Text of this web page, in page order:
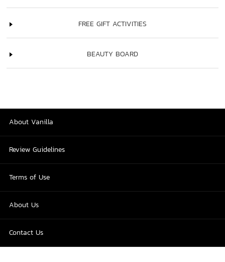
FREE GIFT ACTIVITIES
BEAUTY BOARD
About Vanilla
Review Guidelines
Terms of Use
About Us
Contact Us